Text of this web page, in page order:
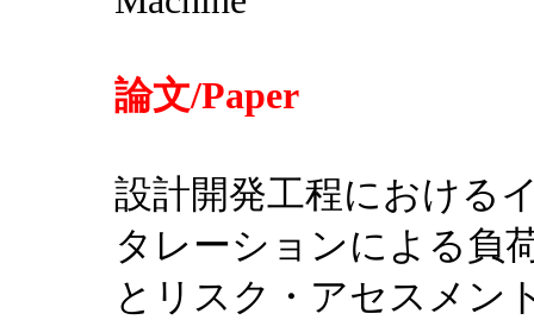
論文/Paper
設計開発工程における
タレーションによる負
とリスク・アセスメン